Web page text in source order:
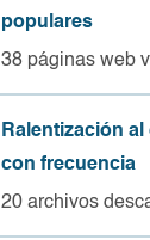
populares
38 páginas web
Ralentización
con frecuencia
20 archivos